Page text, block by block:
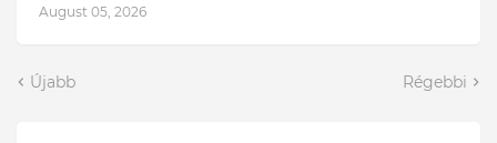
August 05, 2026
Újabb Régebbi